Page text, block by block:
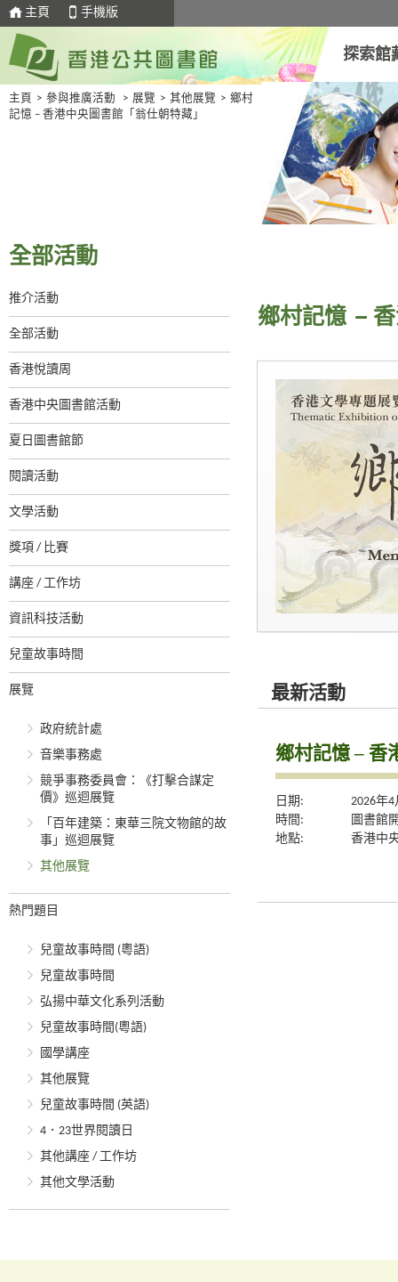
主頁 手機版
探索館
主頁 > 參與推廣活動 > 展覽 > 其他展覽 > 鄉村
記憶 – 香港中央圖書館「翁仕朝特藏」
全部活動
推介活動
全部活動
香港悅讀周
香港中央圖書館活動
夏日圖書館節
閱讀活動
文學活動
獎項 / 比賽
講座 / 工作坊
資訊科技活動
兒童故事時間
展覽
政府統計處
音樂事務處
競爭事務委員會：《打擊合謀定
價》巡迴展覽
「百年建築：東華三院文物館的故
事」巡迴展覽
其他展覽
熱門題目
兒童故事時間 (粵語)
兒童故事時間
弘揚中華文化系列活動
兒童故事時間(粵語)
國學講座
其他展覽
兒童故事時間 (英語)
4．23世界閱讀日
其他講座 / 工作坊
其他文學活動
鄉村記憶 –
最新活動
鄉村記憶 – 香
日期:
2026年
時間:
圖書館
地點:
香港中